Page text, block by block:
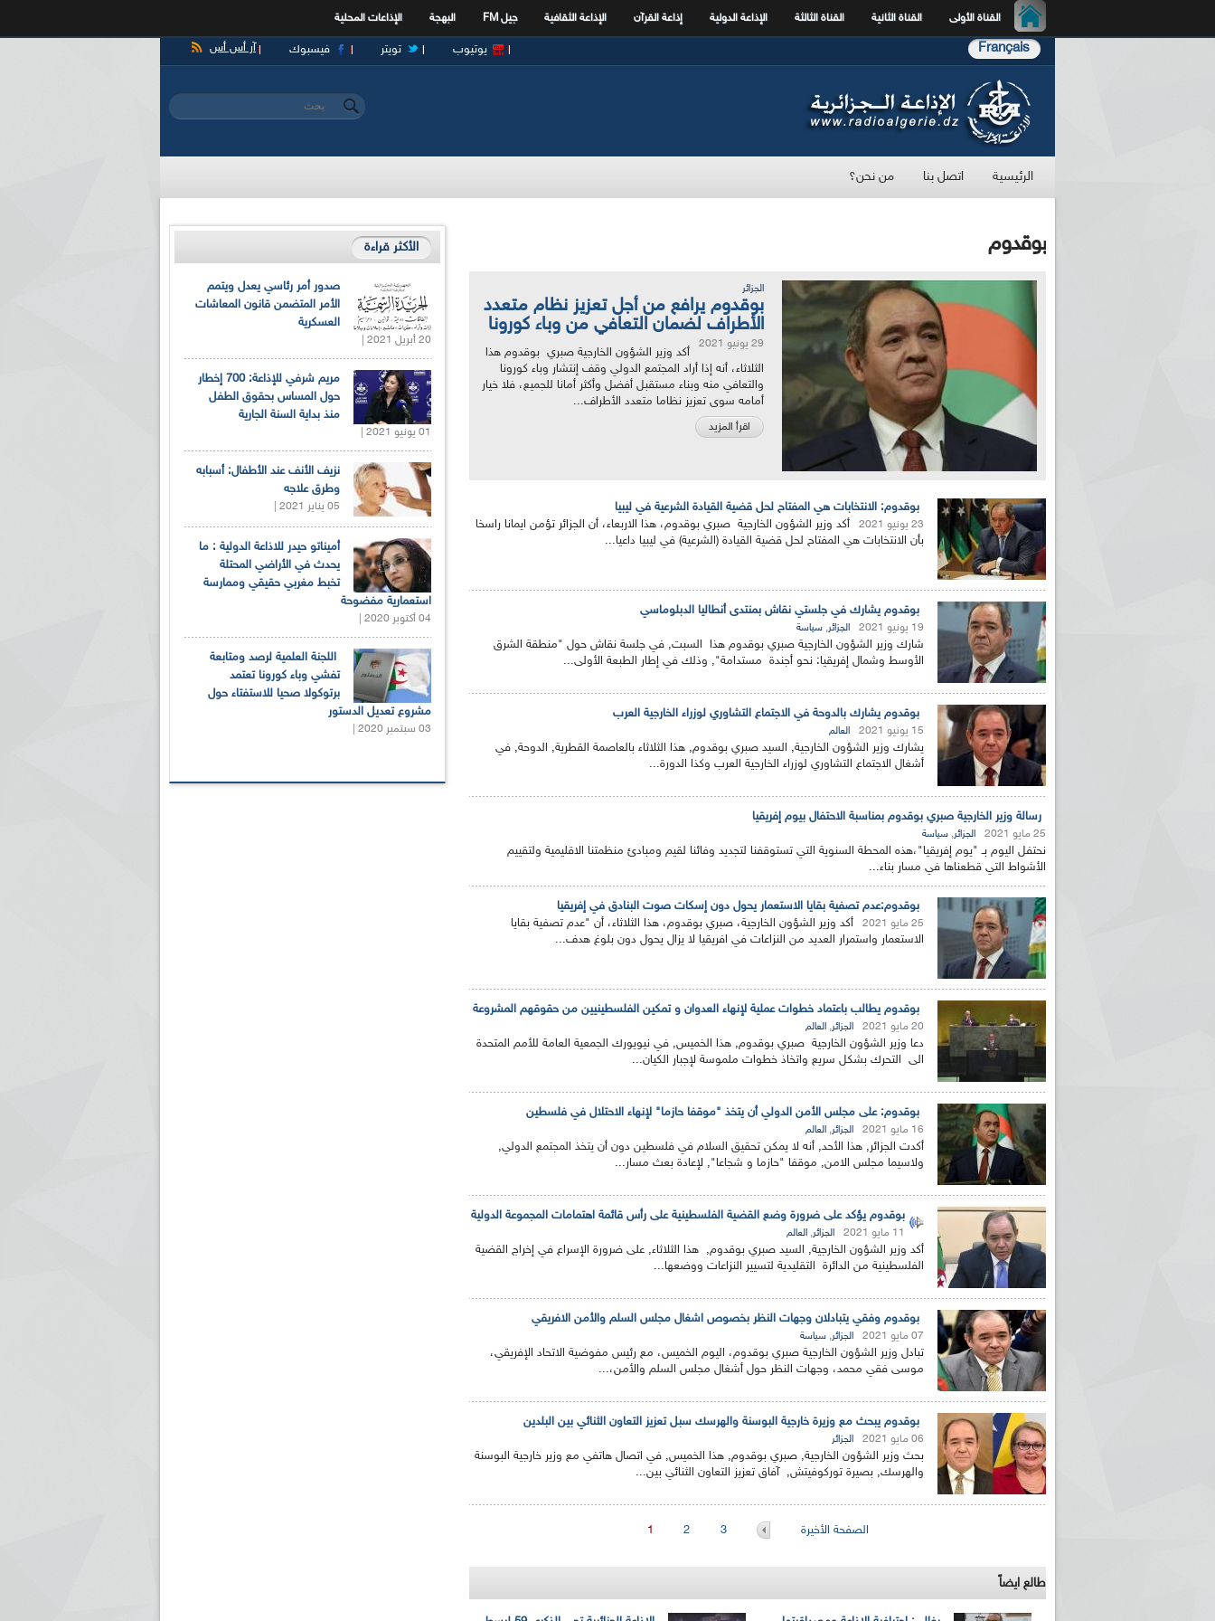
القناة الأولى القناة الثانية القناة الثالثة الإذاعة الدولية إذاعة القرآن الإذاعة الثقافية جيل FM البهجة الإذاعات المحلية
Français آر أس أس فيسبوك تويتر يوتيوب
استمارة البحث
‏بحث ‏
الرئيسية اتصل بنا من نحن؟
بوقدوم
الجزائر
بوقدوم يرافع من أجل تعزيز نظام متعدد
الأطراف لضمان التعافي من وباء كورونا
29 يونيو 2021
أكد وزير الشؤون الخارجية صبري بوقدوم هذا
الثلاثاء، أنه إذا أراد المجتمع الدولي وقف إنتشار وباء كورونا
والتعافي منه وبناء مستقبل أفضل وأكثر أمانا للجميع، فلا خيار
أمامه سوى تعزيز نظاما متعدد الأطراف...
اقرأ المزيد
بوقدوم: الانتخابات هي المفتاح لحل قضية القيادة الشرعية في ليبيا
23 يونيو 2021
أكد وزير الشؤون الخارجية صبري بوقدوم، هذا الاربعاء، أن الجزائر تؤمن ايمانا راسخا
بأن الانتخابات هي المفتاح لحل قضية القيادة (الشرعية) في ليبيا داعيا...
بوقدوم يشارك في جلستي نقاش بمنتدى أنطاليا الدبلوماسي
19 يونيو 2021 الجزائر, سياسة
شارك وزير الشؤون الخارجية صبري بوقدوم هذا السبت, في جلسة نقاش حول "منطقة الشرق
الأوسط وشمال إفريقيا: نحو أجندة مستدامة", وذلك في إطار الطبعة الأولى...
بوقدوم يشارك بالدوحة في الاجتماع التشاوري لوزراء الخارجية العرب
15 يونيو 2021 العالم
يشارك وزير الشؤون الخارجية, السيد صبري بوقدوم, هذا الثلاثاء بالعاصمة القطرية, الدوحة, في
أشغال الاجتماع التشاوري لوزراء الخارجية العرب وكذا الدورة...
رسالة وزير الخارجية صبري بوقدوم بمناسبة الاحتفال بيوم إفريقيا
25 مايو 2021 الجزائر, سياسة
نحتفل اليوم بـ "يوم إفريقيا"،هذه المحطة السنوية التي تستوقفنا لتجديد وفائنا لقيم ومبادئ منظمتنا الاقليمية ولتقييم
الأشواط التي قطعناها في مسار بناء...
بوقدوم:عدم تصفية بقايا الاستعمار يحول دون إسكات صوت البنادق في إفريقيا
25 مايو 2021
أكد وزير الشؤون الخارجية، صبري بوقدوم، هذا الثلاثاء، أن "عدم تصفية بقايا
الاستعمار واستمرار العديد من النزاعات في افريقيا لا يزال يحول دون بلوغ هدف...
بوقدوم يطالب باعتماد خطوات عملية لإنهاء العدوان و تمكين الفلسطينيين من حقوقهم المشروعة
20 مايو 2021 الجزائر, العالم
دعا وزير الشؤون الخارجية صبري بوقدوم, هذا الخميس, في نيويورك الجمعية العامة للأمم المتحدة
الى التحرك بشكل سريع واتخاذ خطوات ملموسة لإجبار الكيان...
بوقدوم: على مجلس الأمن الدولي أن يتخذ "موقفا حازما" لإنهاء الاحتلال في فلسطين
16 مايو 2021 الجزائر, العالم
أكدت الجزائر, هذا الأحد, أنه لا يمكن تحقيق السلام في فلسطين دون أن يتخذ المجتمع الدولي,
ولاسيما مجلس الامن, موقفا "حازما و شجاعا", لإعادة بعث مسار...
بوقدوم يؤكد على ضرورة وضع القضية الفلسطينية على رأس قائمة اهتمامات المجموعة الدولية
11 مايو 2021 الجزائر, العالم
أكد وزير الشؤون الخارجية, السيد صبري بوقدوم, هذا الثلاثاء, على ضرورة الإسراع في إخراج القضية
الفلسطينية من الدائرة التقليدية لتسيير النزاعات ووضعها...
بوقدوم وفقي يتبادلان وجهات النظر بخصوص اشغال مجلس السلم والأمن ‏الافريقي
07 مايو 2021 الجزائر, سياسة
تبادل وزير الشؤون الخارجية صبري بوقدوم، اليوم الخميس، مع رئيس مفوضية الاتحاد الإفريقي،
موسى فقي محمد، وجهات النظر حول أشغال مجلس السلم والأمن،...
بوقدوم يبحث مع وزيرة خارجية البوسنة والهرسك سبل تعزيز التعاون الثنائي بين البلدين
06 مايو 2021 الجزائر
بحث وزير الشؤون الخارجية, صبري بوقدوم, هذا الخميس, في اتصال هاتفي مع وزير خارجية البوسنة
والهرسك, بصيرة توركوفيتش, آفاق تعزيز التعاون الثنائي بين...
1 2 3 الصفحة الأخيرة
طالع ايضاً
الأكثر قراءة
صدور أمر رئاسي يعدل ويتمم
الأمر المتضمن قانون المعاشات
العسكرية
20 أبريل 2021 |
مريم شرفي للإذاعة: 700 إخطار
حول المساس بحقوق الطفل
منذ بداية السنة الجارية
01 يونيو 2021 |
نزيف الأنف عند الأطفال: أسبابه
وطرق علاجه
05 يناير 2021 |
أميناتو حيدر للاذاعة الدولية : ما
يحدث في الأراضي المحتلة
تخبط مغربي حقيقي وممارسة
استعمارية مفضوحة
04 أكتوبر 2020 |
اللجنة العلمية لرصد ومتابعة
تفشي وباء كورونا تعتمد
برتوكولا صحيا للاستفتاء حول
مشروع تعديل الدستور
03 سبتمبر 2020 |